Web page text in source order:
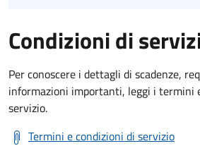
Condizioni di
Per conoscere i dettagli di scadenze,
informazioni importanti, leggi i termini
servizio.
Termini e condizioni di servizio